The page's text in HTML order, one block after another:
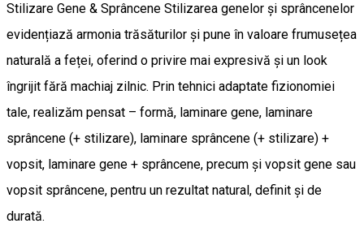
Stilizare Gene & Sprâncene Stilizarea genelor și sprâncenelor
evidențiază armonia trăsăturilor și pune în valoare frumusețea
naturală a feței, oferind o privire mai expresivă și un look
îngrijit fără machiaj zilnic. Prin tehnici adaptate fizionomiei
tale, realizăm pensat – formă, laminare gene, laminare
sprâncene (+ stilizare), laminare sprâncene (+ stilizare) +
vopsit, laminare gene + sprâncene, precum și vopsit gene sau
vopsit sprâncene, pentru un rezultat natural, definit și de
durată.